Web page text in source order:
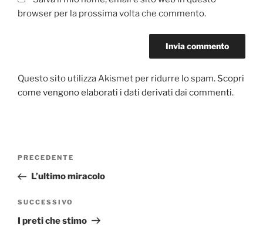
browser per la prossima volta che commento.
Questo sito utilizza Akismet per ridurre lo spam. Scopri
come vengono elaborati i dati derivati dai commenti.
Navigazione
Articolo
precedente:
PRECEDENTE
L’ultimo miracolo
Articolo
successivo
SUCCESSIVO
I preti che stimo